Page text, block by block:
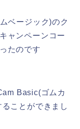
ベージック)のク
ャンペーンコー
たのです
Basic(ゴムカ
ことができまし